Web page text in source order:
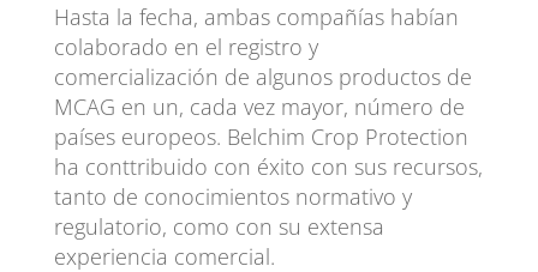
Hasta la fecha, ambas compañías habían
colaborado en el registro y
comercialización de algunos productos de
MCAG en un, cada vez mayor, número de
países europeos. Belchim Crop Protection
ha conttribuido con éxito con sus recursos,
tanto de conocimientos normativo y
regulatorio, como con su extensa
experiencia comercial.